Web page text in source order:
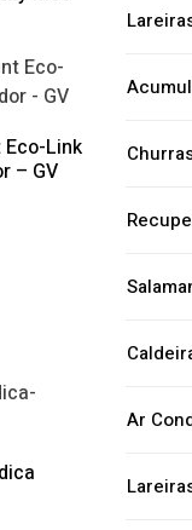
Link
– GV
Ar